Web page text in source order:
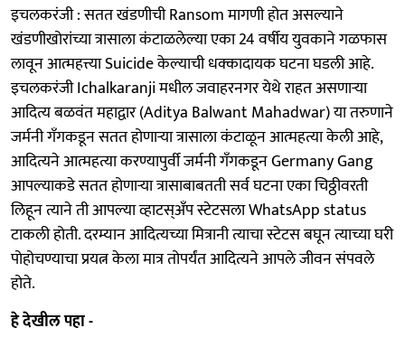
इचलकरंजी : सतत खंडणीची Ransom मागणी होत असल्याने
खंडणीखोरांच्या त्रासाला कंटाळलेल्या एका 24 वर्षीय युवकाने गळफास
लावून आत्महत्त्या Suicide केल्याची धक्कादायक घटना घडली आहे.
इचलकरंजी Ichalkaranji मधील जवाहरनगर येथे राहत असणाऱ्या
आदित्य बळवंत महाद्वार (Aditya Balwant Mahadwar) या तरुणाने
जर्मनी गँगकडून सतत होणाऱ्या त्रासाला कंटाळून आत्महत्या केली आहे,
आदित्यने आत्महत्या करण्यापुर्वी जर्मनी गँगकडून Germany Gang
आपल्याकडे सतत होणाऱ्या त्रासाबाबतती सर्व घटना एका चिठ्ठीवरती
लिहून त्याने ती आपल्या व्हाटस्अँप स्टेटसला WhatsApp status
टाकली होती. दरम्यान आदित्यच्या मित्रानी त्याचा स्टेटस बघून त्याच्या घरी
पोहोचण्याचा प्रयत्न केला मात्र तोपर्यंत आदित्यने आपले जीवन संपवले
होते.
हे देखील पहा -